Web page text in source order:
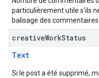
particulièrement utile s'ils
balisage des commentaires.
creativeWorkStatus
Text
Si le post a été supprimé,